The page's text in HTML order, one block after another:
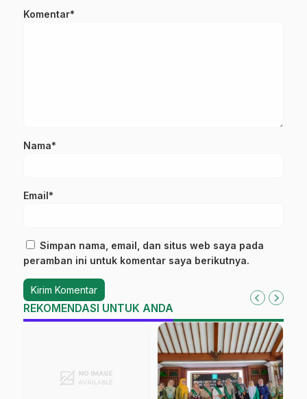
Komentar*
Nama*
Email*
Simpan nama, email, dan situs web saya pada
peramban ini untuk komentar saya berikutnya.
REKOMENDASI UNTUK ANDA